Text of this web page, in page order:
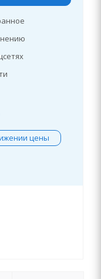
цены